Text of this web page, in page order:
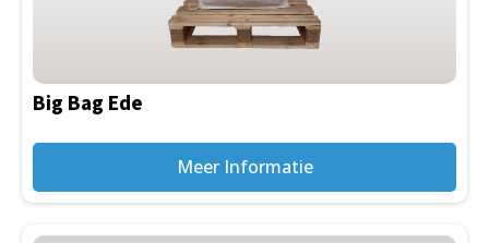
Big Bag Ede
Meer Informatie